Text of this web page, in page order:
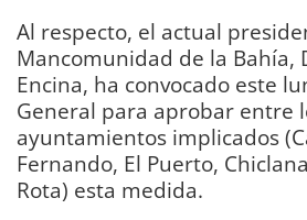
Al respecto, el actual
Mancomunidad de la Bahía,
Encina, ha convocado este
General para aprobar entre
ayuntamientos implicados
Fernando, El Puerto,
Rota) esta medida.